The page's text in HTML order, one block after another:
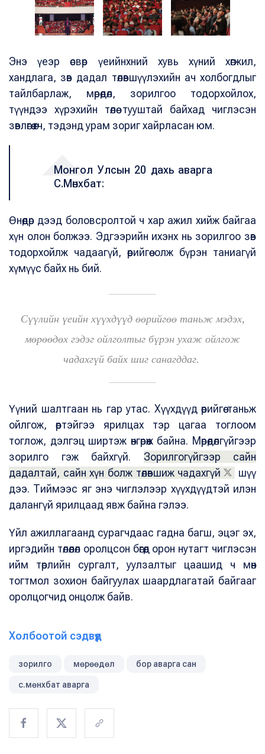
Энэ үеэр өсвөр үеийнхний хувь хүний хөгжил,
хандлага, зөв дадал төлөвшүүлэхийн ач холбогдлыг
тайлбарлаж, мөрөөдөл, зорилгоо тодорхойлох,
түүндээ хүрэхийн төлөө тууштай байхад чиглэсэн
зөвлөгөө өгч, тэдэнд урам зориг хайрласан юм.
Монгол Улсын 20 дахь аварга
С.Мөнхбат:
Өнөөдөр дээд боловсролтой ч хар ажил хийж байгаа
хүн олон болжээ. Эдгээрийн ихэнх нь зорилгоо зөв
тодорхойлж чадаагүй, өөрийгөө олж бүрэн таниагүй
хүмүүс байх нь бий.
Сүүлийн үеийн хүүхдүүд өөрийгөө таньж мэдэх,
мөрөөдөх гэдэг ойлголтыг бүрэн ухаж ойлгож
чадахгүй байх шиг санагддаг.
Үүний шалтгаан нь гар утас. Хүүхдүүд өөрийгөө таньж
ойлгож, өөртэйгээ ярилцах тэр цагаа тоглоом
тоглож, дэлгэц ширтэж өнгөрөөж байна. Мөрөөдөлгүйгээр
зорилго гэж байхгүй. Зорилгогүйгээр сайн
дадалтай, сайн хүн болж төлөвшиж чадахгүй
шүү
дээ. Тиймээс яг энэ чиглэлээр хүүхдүүдтэй илэн
далангүй ярилцаад явж байна гэлээ.
Үйл ажиллагаанд сурагчдаас гадна багш, эцэг эх,
иргэдийн төлөөлөл оролцсон бөгөөд орон нутагт чиглэсэн
ийм төрлийн сургалт, уулзалтыг цаашид ч мөн
тогтмол зохион байгуулах шаардлагатай байгааг
оролцогчид онцолж байв.
Холбоотой сэдвүүд
зорилго мөрөөдөл бор аварга сан
с.мөнхбат аварга